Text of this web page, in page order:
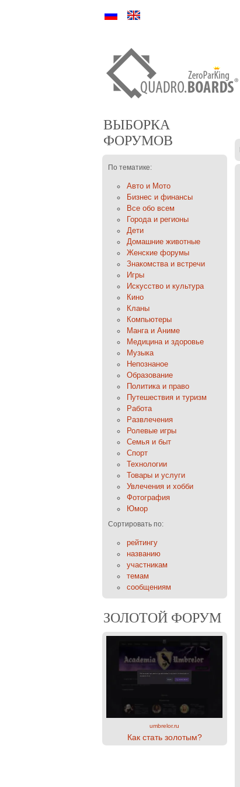
Ру En
ВЫБОРКА
ФОРУМОВ
По тематике:
Авто и Мото
Бизнес и финансы
Все обо всем
Города и регионы
Дети
Домашние животные
Женские форумы
Знакомства и встречи
Игры
Искусство и культура
Кино
Кланы
Компьютеры
Манга и Аниме
Медицина и здоровье
Музыка
Непознаное
Образование
Политика и право
Путешествия и туризм
Работа
Развлечения
Ролевые игры
Семья и быт
Спорт
Технологии
Товары и услуги
Увлечения и хобби
Фотография
Юмор
Сортировать по:
рейтингу
названию
участникам
темам
сообщениям
ЗОЛОТОЙ ФОРУМ
umbrelor.ru
Как стать золотым?